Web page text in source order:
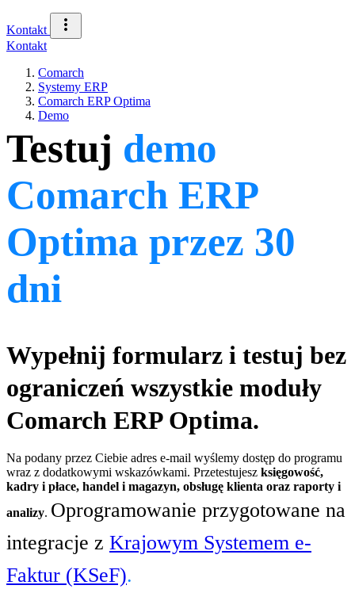
Kontakt
Kontakt
Comarch
Systemy ERP
Comarch ERP Optima
Demo
Testuj demo
Comarch ERP
Optima przez 30
dni
Wypełnij formularz i testuj bez
ograniczeń wszystkie moduły
Comarch ERP Optima.
Na podany przez Ciebie adres e-mail wyślemy dostęp do programu
wraz z dodatkowymi wskazówkami. Przetestujesz księgowość,
kadry i płace, handel i magazyn, obsługę klienta oraz raporty i
analizy. Oprogramowanie przygotowane na
integracje z Krajowym Systemem e-
Faktur (KSeF).